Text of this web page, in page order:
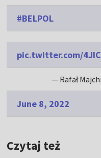
#BELPOL
pic.twitter.com/
— Rafał
June 8, 2022
Czytaj też